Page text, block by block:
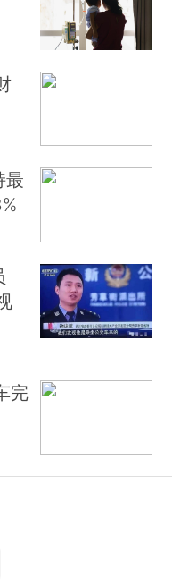
最
完